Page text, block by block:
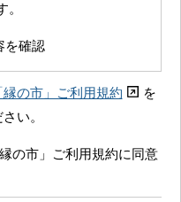
を確認
縁の市」ご利用規約
を
い。
の市」ご利用規約に同意